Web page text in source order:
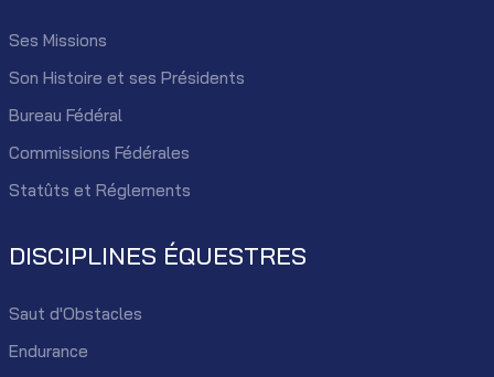
Ses Missions
Son Histoire et ses Présidents
Bureau Fédéral
Commissions Fédérales
Statûts et Réglements
DISCIPLINES ÉQUESTRES
Saut d'Obstacles
Endurance